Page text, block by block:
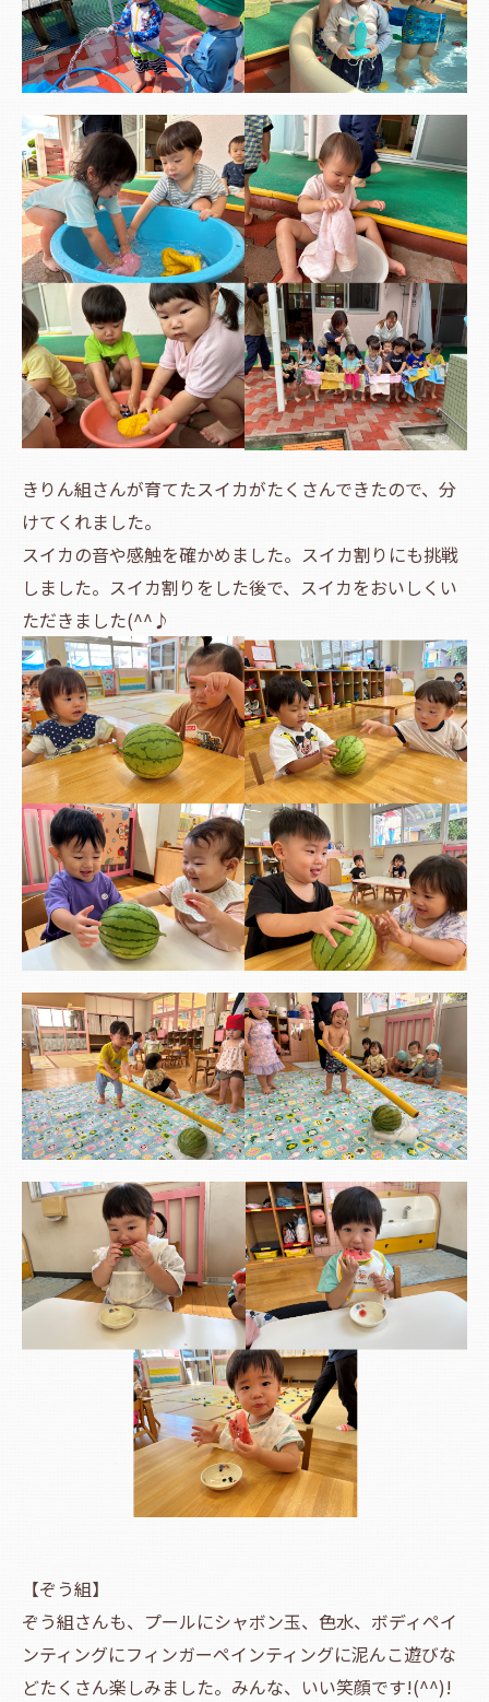
きりん組さんが育てたスイカがたくさんできたので、分
けてくれました。
スイカの音や感触を確かめました。スイカ割りにも挑戦
しました。スイカ割りをした後で、スイカをおいしくい
ただきました(^^♪
【ぞう組】
ぞう組さんも、プールにシャボン玉、色水、ボディペイ
ンティングにフィンガーペインティングに泥んこ遊びな
どたくさん楽しみました。みんな、いい笑顔です!(^^)!